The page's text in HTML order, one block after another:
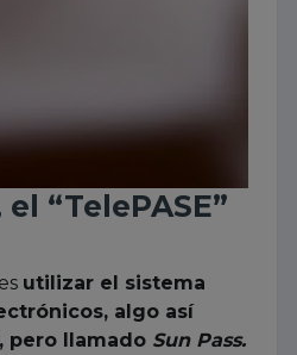
“TelePASE”
utilizar el sistema
algo así
pero llamado Sun Pass.